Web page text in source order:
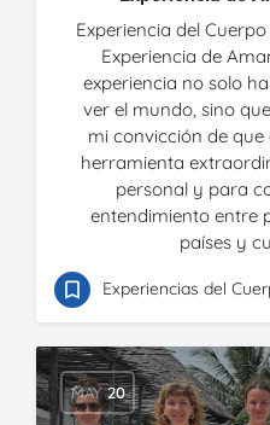
Experiencia del
Experiencia de
experiencia no solo
ver el mundo, sino
mi convicción de
herramienta
personal y para
entendimiento entre
países y
Experiencias del
MAY 20